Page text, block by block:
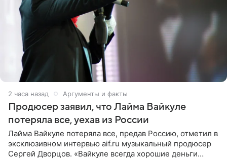
2 часа назад Аргументы и факты
Продюсер заявил, что Лайма Вайкуле
потеряла все, уехав из России
Лайма Вайкуле потеряла все, предав Россию, отметил в
эксклюзивном интервью aif.ru музыкальный продюсер
Сергей Дворцов. «Вайкуле всегда хорошие деньги